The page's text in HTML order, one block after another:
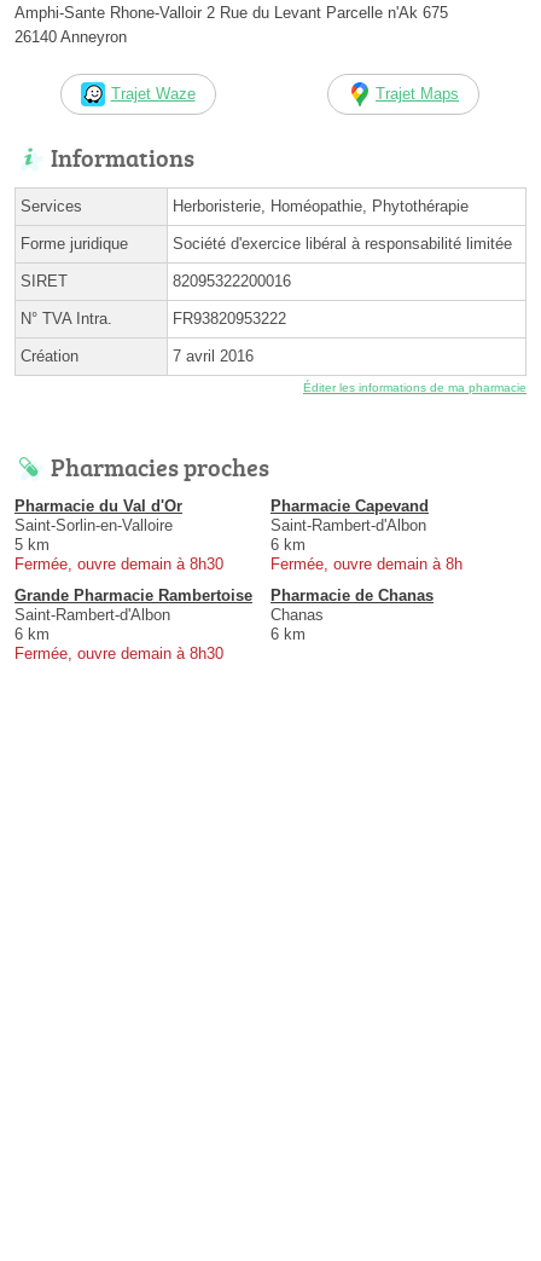
Amphi-Sante Rhone-Valloir 2 Rue du Levant Parcelle n'Ak 675
26140 Anneyron
Trajet Waze Trajet Maps
Informations
Services Herboristerie, Homéopathie, Phytothérapie
Forme juridique Société d'exercice libéral à responsabilité limitée
SIRET 82095322200016
N° TVA Intra. FR93820953222
Création 7 avril 2016
Éditer les informations de ma pharmacie
Pharmacies proches
Pharmacie du Val d'Or
Saint-Sorlin-en-Valloire
5 km
Fermée, ouvre demain à 8h30
Pharmacie Capevand
Saint-Rambert-d'Albon
6 km
Fermée, ouvre demain à 8h
Grande Pharmacie Rambertoise
Saint-Rambert-d'Albon
6 km
Fermée, ouvre demain à 8h30
Pharmacie de Chanas
Chanas
6 km